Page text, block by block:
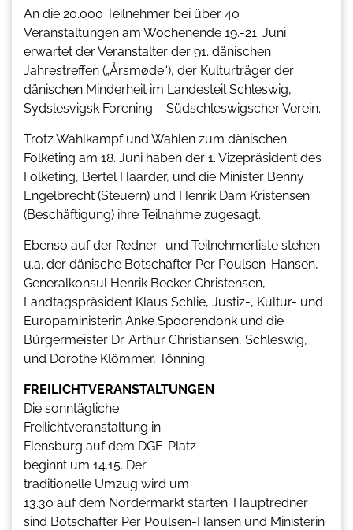
An die 20.000 Teilnehmer bei über 40
Veranstaltungen am Wochenende 19.-21. Juni
erwartet der Veranstalter der 91. dänischen
Jahrestreffen („Årsmøde“), der Kulturträger der
dänischen Minderheit im Landesteil Schleswig,
Sydslesvigsk Forening – Südschleswigscher Verein.
Trotz Wahlkampf und Wahlen zum dänischen
Folketing am 18. Juni haben der 1. Vizepräsident des
Folketing, Bertel Haarder, und die Minister Benny
Engelbrecht (Steuern) und Henrik Dam Kristensen
(Beschäftigung) ihre Teilnahme zugesagt.
Ebenso auf der Redner- und Teilnehmerliste stehen
u.a. der dänische Botschafter Per Poulsen-Hansen,
Generalkonsul Henrik Becker Christensen,
Landtagspräsident Klaus Schlie, Justiz-, Kultur- und
Europaministerin Anke Spoorendonk und die
Bürgermeister Dr. Arthur Christiansen, Schleswig,
und Dorothe Klömmer, Tönning.
FREILICHTVERANSTALTUNGEN
Die sonntägliche
Freilichtveranstaltung in
Flensburg auf dem DGF-Platz
beginnt um 14.15. Der
traditionelle Umzug wird um
13.30 auf dem Nordermarkt starten. Hauptredner
sind Botschafter Per Poulsen-Hansen und Ministerin